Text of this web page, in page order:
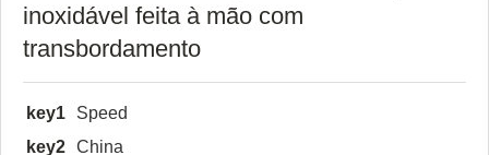
inoxidável feita à mão com
transbordamento
key1
Speed
key2 China